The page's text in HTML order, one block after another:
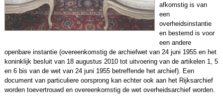
afkomstig is van
een
overheidsinstantie
en bestemd is voor
een andere
openbare instantie (overeenkomstig de archiefwet van 24 juni 1955 en het
koninklijk besluit van 18 augustus 2010 tot uitvoering van de artikelen 1, 5
en 6 bis van de wet van 24 juni 1955 betreffende het archief). Een
document van particuliere oorsprong kan echter ook aan het Rijksarchief
worden toevertrouwd en overeenkomstig de wet overheidsarchief worden.